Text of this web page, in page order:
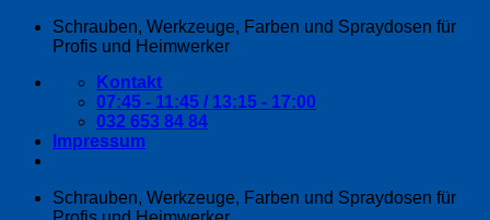
Zum
Schrauben, Werkzeuge, Farben und Spraydosen für
Profis und Heimwerker
Kontakt
07:45 - 11:45 / 13:15 - 17:00
032 653 84 84
Impressum
Schrauben, Werkzeuge, Farben und Spraydosen für